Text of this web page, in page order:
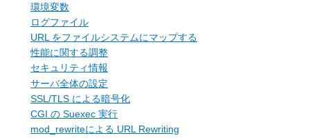
環境変数
ログファイル
URL をファイルシステムにマップする
性能に関する調整
セキュリティ情報
サーバ全体の設定
SSL/TLS による暗号化
CGI の Suexec 実行
mod_rewriteによる URL Rewriting